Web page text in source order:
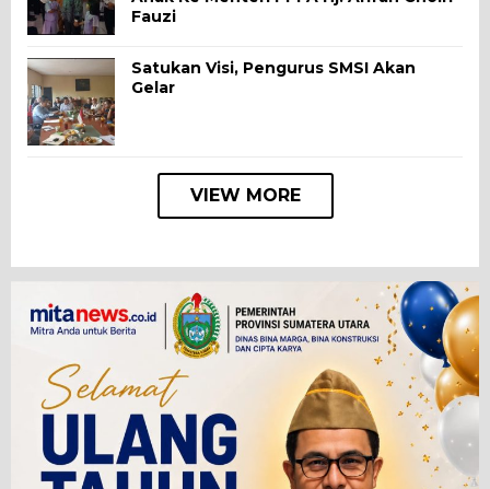
Fauzi
Satukan Visi, Pengurus SMSI Akan
Gelar
VIEW MORE